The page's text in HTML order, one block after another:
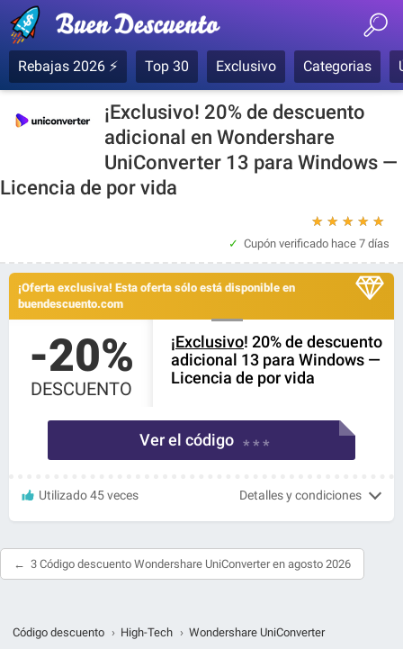
Rebajas 2026 ⚡ Top 30 Exclusivo Categorias
¡Exclusivo! 20% de descuento
adicional en Wondershare
UniConverter 13 para Windows —
Licencia de por vida
★
★
★
★
★
Cupón verificado hace 7 días
¡Oferta exclusiva! Esta oferta sólo está disponible en
buendescuento.com
-20%
DESCUENTO
¡Exclusivo! 20% de descuento
adicional 13 para Windows —
Licencia de por vida
Ver el código * * *
Utilizado 45 veces Detalles y condiciones
3 Código descuento Wondershare UniConverter en agosto 2026
Código descuento › High-Tech › Wondershare UniConverter